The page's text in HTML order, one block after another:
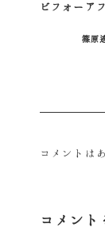
ビフォーア
篠原
コメントは
コメント